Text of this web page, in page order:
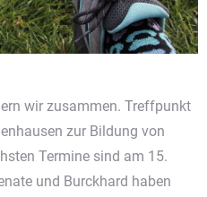
wir zusammen. Treffpunkt
zur Bildung von
Termine sind am 15.
und Burckhard haben